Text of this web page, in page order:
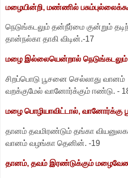
மழையின்றி, மண்ணில்
நெடுங்கடலும் தன்நீர்மை குன்றும்
தான்நல்கா தாகி விடின்.-17
மழை இல்லையென்றால் நெடுங்கடலும்
சிறப்பொடு பூசனை செல்லாது வானம்
வறக்குமேல் வானோர்க்கும் ஈண்டு. -
மழை பொழியாவிட்டால், வானோர்க்கு
தானம் தவமிரண்டும் தங்கா
வானம் வழங்கா தெனின். -19
தானம், தவம் இரண்டுக்கும்